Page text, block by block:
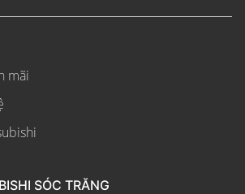
mãi
SÓC TRĂNG